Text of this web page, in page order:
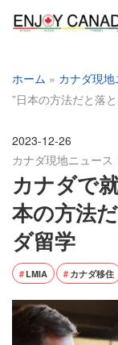
ホーム » カナダ現地
”日本の方法だと落
2023-12-26
カナダ現地ニュース
カナダで
本の方法
ダ留学
LMIA カナダ移住